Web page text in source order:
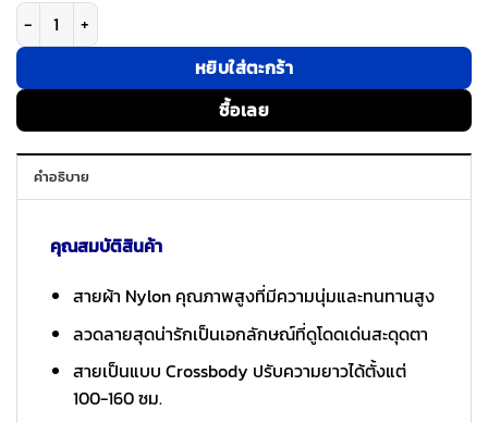
จำนวน Custype รุ่น Adjustable Webbing Crossbody Phone Case
หยิบใส่ตะกร้า
ซื้อเลย
คำอธิบาย
คุณสมบัติสินค้า
สายผ้า Nylon คุณภาพสูงที่มีความนุ่มและทนทานสูง
ลวดลายสุดน่ารักเป็นเอกลักษณ์ที่ดูโดดเด่นสะดุดตา
สายเป็นแบบ Crossbody ปรับความยาวได้ตั้งแต่
100-160 ซม.